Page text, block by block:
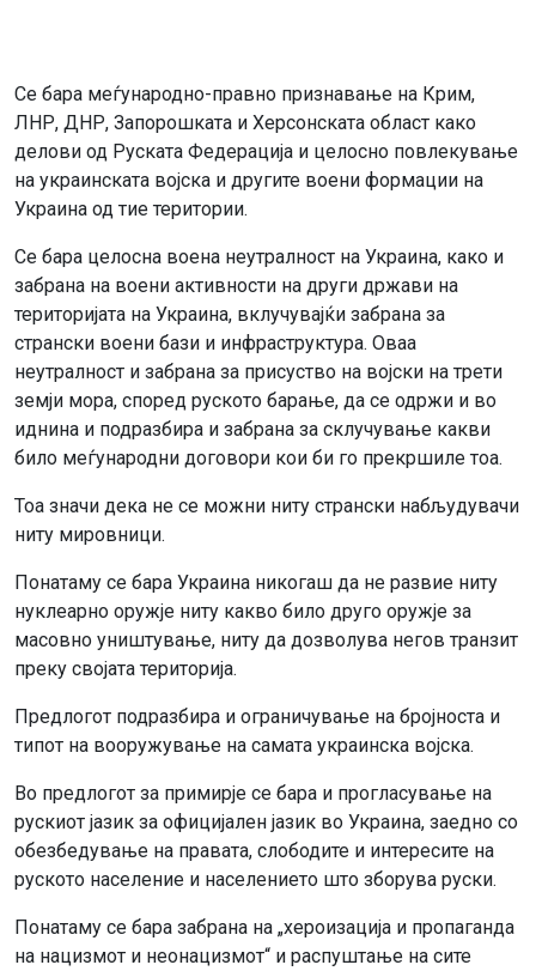
Се бара меѓународно-правно признавање на Крим,
ЛНР, ДНР, Запорошката и Херсонската област како
делови од Руската Федерација и целосно повлекување
на украинската војска и другите воени формации на
Украина од тие територии.
Се бара целосна воена неутралност на Украина, како и
забрана на воени активности на други држави на
територијата на Украина, вклучувајќи забрана за
странски воени бази и инфраструктура. Оваа
неутралност и забрана за присуство на војски на трети
земји мора, според руското барање, да се одржи и во
иднина и подразбира и забрана за склучување какви
било меѓународни договори кои би го прекршиле тоа.
Тоа значи дека не се можни ниту странски набљудувачи
ниту мировници.
Понатаму се бара Украина никогаш да не развие ниту
нуклеарно оружје ниту какво било друго оружје за
масовно уништување, ниту да дозволува негов транзит
преку својата територија.
Предлогот подразбира и ограничување на бројноста и
типот на вооружување на самата украинска војска.
Во предлогот за примирје се бара и прогласување на
рускиот јазик за официјален јазик во Украина, заедно со
обезбедување на правата, слободите и интересите на
руското население и населението што зборува руски.
Понатаму се бара забрана на „хероизација и пропаганда
на нацизмот и неонацизмот“ и распуштање на сите